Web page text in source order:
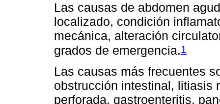
Las causas de abdomen
localizado, condición
mecánica, alteración
grados de emergencia.1
Las causas más frecuentes
obstrucción intestinal, litiasis
perforada, gastroenteritis,